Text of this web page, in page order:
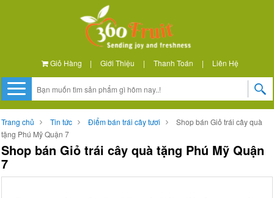
Giỏ Hàng | Giới Thiệu | Thanh Toán | Liên Hệ
Trang chủ Tin tức Điểm bán trái cây tươi
Shop bán Giỏ trái cây quà
tặng Phú Mỹ Quận 7
Shop bán Giỏ trái cây quà tặng Phú Mỹ Quận
7